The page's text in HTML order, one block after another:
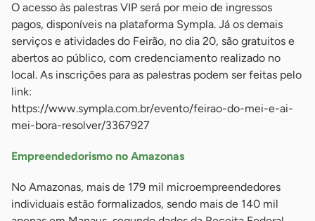
O acesso às palestras VIP será por meio de ingressos
pagos, disponíveis na plataforma Sympla. Já os demais
serviços e atividades do Feirão, no dia 20, são gratuitos e
abertos ao público, com credenciamento realizado no
local. As inscrições para as palestras podem ser feitas pelo
link:
https://www.sympla.com.br/evento/feirao-do-mei-e-ai-
mei-bora-resolver/3367927
Empreendedorismo no Amazonas
No Amazonas, mais de 179 mil microempreendedores
individuais estão formalizados, sendo mais de 140 mil